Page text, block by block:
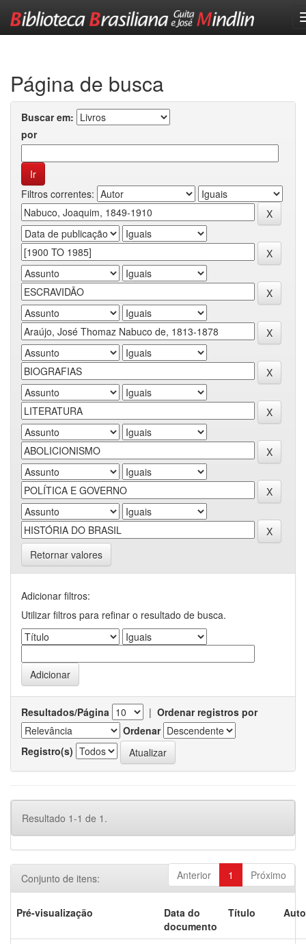
Página de busca
Buscar em:
por
Filtros correntes:
Retornar valores
Adicionar filtros:
Utilizar filtros para refinar o resultado de busca.
Resultados/Página | Ordenar registros por
Ordenar
Registro(s)
Resultado 1-1 de 1.
Anterior 1 Próximo
Conjunto de itens:
Pré-visualização
Data do
documento
Título